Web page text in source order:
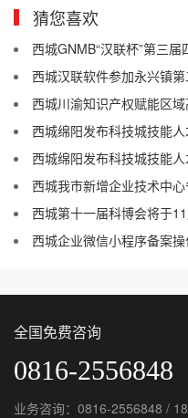
猜您喜欢
西城GNMB“汉联杯”第三届四川
西城汉联软件参加永兴镇第二届
西城川渝知识产权赋能区域
西城绵阳发布科技城技能
西城绵阳发布科技城技能
西城我市新增企业技术中心省级18家市级
西城第十一届科博会将于
西城企业微信小程序备案操
全国免费咨询
0816-2556848
业务咨询：0816-2556848 /